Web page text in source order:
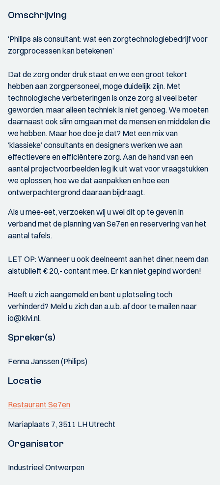
Omschrijving
‘Philips als consultant: wat een zorgtechnologiebedrijf voor
zorgprocessen kan betekenen’
Dat de zorg onder druk staat en we een groot tekort
hebben aan zorgpersoneel, moge duidelijk zijn. Met
technologische verbeteringen is onze zorg al veel beter
geworden, maar alleen techniek is niet genoeg. We moeten
daarnaast ook slim omgaan met de mensen en middelen die
we hebben. Maar hoe doe je dat? Met een mix van
‘klassieke’ consultants en designers werken we aan
effectievere en efficiëntere zorg. Aan de hand van een
aantal projectvoorbeelden leg ik uit wat voor vraagstukken
we oplossen, hoe we dat aanpakken en hoe een
ontwerpachtergrond daaraan bijdraagt.
Als u mee-eet, verzoeken wij u wel dit op te geven in
verband met de planning van Se7en en reservering van het
aantal tafels.
LET OP: Wanneer u ook deelneemt aan het diner, neem dan
alstublieft € 20,- contant mee. Er kan niet gepind worden!
Heeft u zich aangemeld en bent u plotseling toch
verhinderd? Meld u zich dan a.u.b. af door te mailen naar
io@kivi.nl.
Spreker(s)
Fenna Janssen (Philips)
Locatie
Restaurant Se7en
Mariaplaats 7, 3511 LH Utrecht
Organisator
Industrieel Ontwerpen